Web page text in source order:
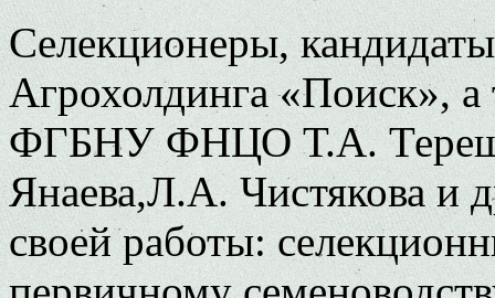
Селекционеры,
Агрохолдинга «Поиск»,
ФГБНУ ФНЦО Т.А.
Янаева,Л.А. Чистякова и
своей работы: